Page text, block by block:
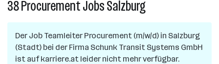
38ProcurementJobsSalzburg38
Procurement
in
Salzburg
Der Job Teamleiter Procurement (m/w/d) in Salzburg
(Stadt) bei der Firma Schunk Transit Systems GmbH
ist auf karriere.at leider nicht mehr verfügbar.